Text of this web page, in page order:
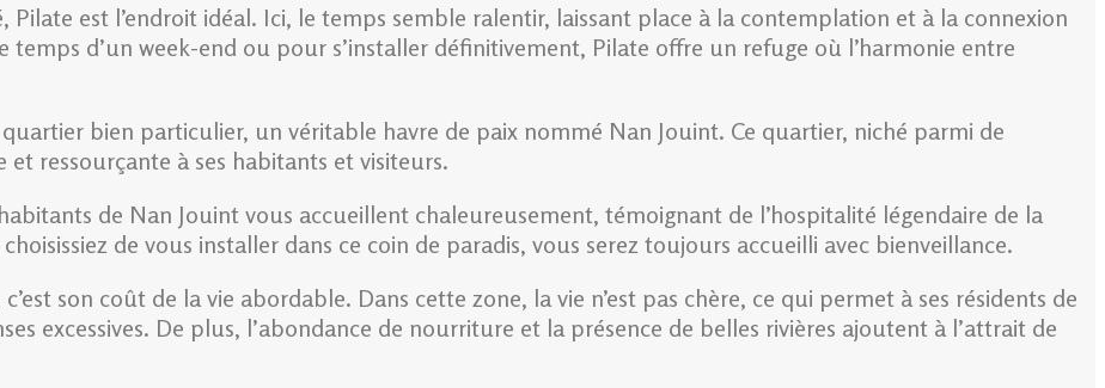
est l’endroit idéal. Ici, le temps semble ralentir, laissant place à la contemplation et à la connexion
d’un week-end ou pour s’installer définitivement, Pilate offre un refuge où l’harmonie entre
bien particulier, un véritable havre de paix nommé Nan Jouint. Ce quartier, niché parmi de
ressourçante à ses habitants et visiteurs.
de Nan Jouint vous accueillent chaleureusement, témoignant de l’hospitalité légendaire de la
de vous installer dans ce coin de paradis, vous serez toujours accueilli avec bienveillance.
son coût de la vie abordable. Dans cette zone, la vie n’est pas chère, ce qui permet à ses résidents de
excessives. De plus, l’abondance de nourriture et la présence de belles rivières ajoutent à l’attrait de